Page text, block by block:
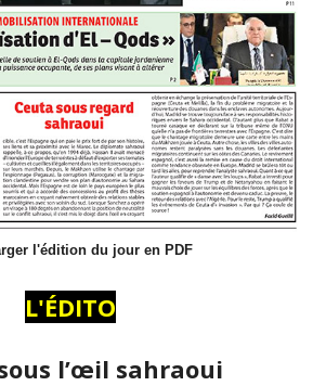
l'édition du jour en PDF
L'ÉDITO
l’œil sahraoui